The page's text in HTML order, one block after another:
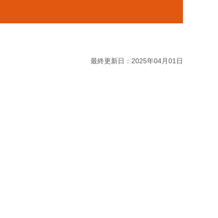
最終更新日：2025年04月01日